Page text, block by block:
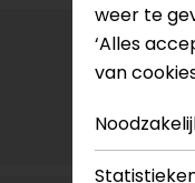
weer te
‘Alles
van